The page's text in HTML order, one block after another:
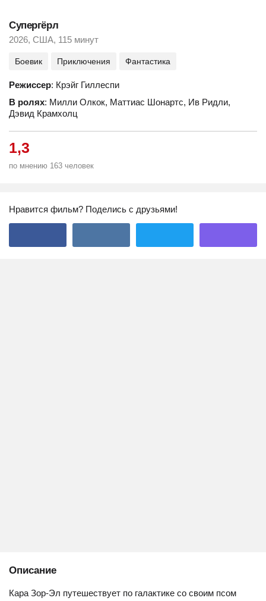
Супергёрл
2026, США, 115 минут
Боевик Приключения Фантастика
Режиссер: Крэйг Гиллеспи
В ролях: Милли Олкок, Маттиас Шонартс, Ив Ридли,
Дэвид Крамхолц
1,3
по мнению 163 человек
Нравится фильм? Поделись с друзьями!
Описание
Кара Зор-Эл путешествует по галактике со своим псом